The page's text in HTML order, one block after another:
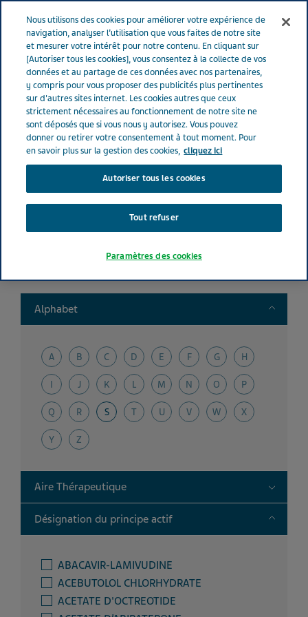
Menu
France Nos Produits Product catalog
Liste de nos médicaments
Search
Filtres clairs
Alphabet Toggle
A B C D E F G H
I J K L M N O P
Q R S T U V W X
Y Z
Aire Thérapeutique Toggle
Désignation du principe actif Toggle
ABACAVIR-LAMIVUDINE
ACEBUTOLOL CHLORHYDRATE
ACETATE D'OCTREOTIDE
Nous utilisons des cookies pour améliorer votre expérience de
navigation, analyser l’utilisation que vous faites de notre site
et mesurer votre intérêt pour notre contenu. En cliquant sur
[Autoriser tous les cookies], vous consentez à la collecte de vos
données et au partage de ces données avec nos partenaires,
y compris pour vous proposer des publicités plus pertinentes
sur d'autres sites internet. Les cookies autres que ceux
strictement nécessaires au fonctionnement de notre site ne
sont déposés que si vous nous y autorisez. Vous pouvez
donner ou retirer votre consentement à tout moment. Pour
en savoir plus sur la gestion des cookies, cliquez ici
Autoriser tous les cookies
Tout refuser
Paramètres des cookies